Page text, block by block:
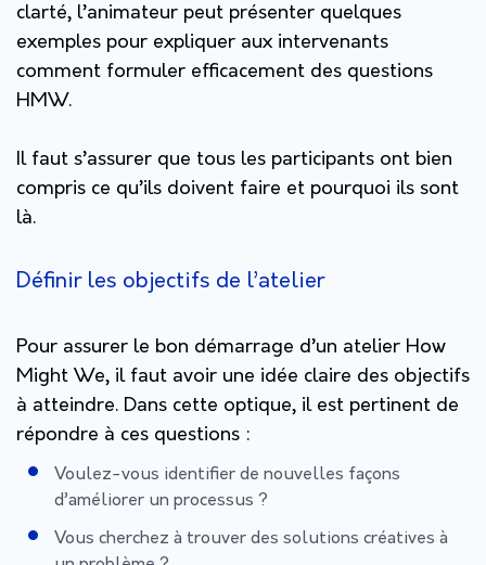
clarté, l’animateur peut présenter quelques
exemples pour expliquer aux intervenants
comment formuler efficacement des questions
HMW.
Il faut s’assurer que tous les participants ont bien
compris ce qu’ils doivent faire et pourquoi ils sont
là.
Définir les objectifs de l’atelier
Pour assurer le bon démarrage d’un atelier How
Might We, il faut avoir une idée claire des objectifs
à atteindre. Dans cette optique, il est pertinent de
répondre à ces questions :
Voulez-vous identifier de nouvelles façons
d’améliorer un processus ?
Vous cherchez à trouver des solutions créatives à